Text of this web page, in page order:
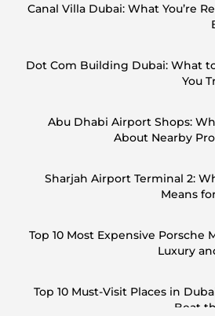
Canal Villa Dubai: What You’re
Dot Com Building Dubai: What
You
Abu Dhabi Airport Shops:
About Nearby
Sharjah Airport Terminal 2:
Means
Top 10 Most Expensive Porsche
Luxury
Top 10 Must-Visit Places in
Beat